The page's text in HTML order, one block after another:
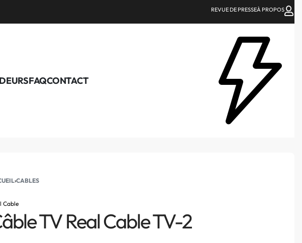
REVUE DE PRESSEÀ PROPOS
FAQCONTACT
›CABLES
Cable
TV Real Cable TV-2